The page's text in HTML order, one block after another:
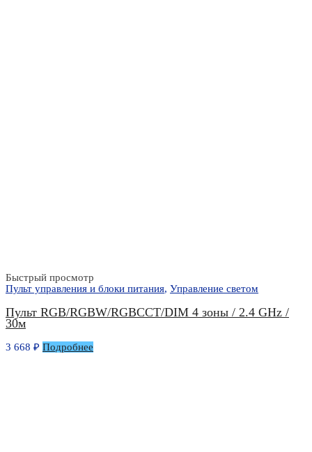
Быстрый просмотр
Пульт управления и блоки питания, Управление светом
Пульт RGB/RGBW/RGBCCT/DIM 4 зоны / 2.4 GHz /
30м
3 668 ₽ Подробнее